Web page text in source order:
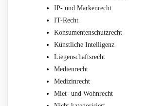
IP- und Markenrecht
IT-Recht
Konsumentenschutzrecht
Künstliche Intelligenz
Liegenschaftsrecht
Medienrecht
Medizinrecht
Miet- und Wohnrecht